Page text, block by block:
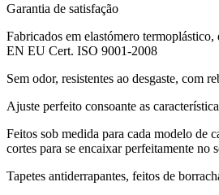
Garantia de satisfação
Fabricados em elastómero termoplástico,
EN EU Cert. ISO 9001-2008
Sem odor, resistentes ao desgaste, com
Ajuste perfeito consoante as
Feitos sob medida para cada modelo de
cortes para se encaixar perfeitamente no
Tapetes antiderrapantes, feitos de